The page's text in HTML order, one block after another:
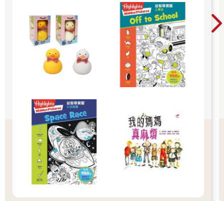
孩子一起迎接成長的過程！真是太好了！ 🎉金石
堂開學季！爸媽好輕鬆教你一站購足！文具、書
包、書套參展品全面5折起！👉文具滿777送80
元電子禮券 👉全站商品滿1200回饋4%金幣